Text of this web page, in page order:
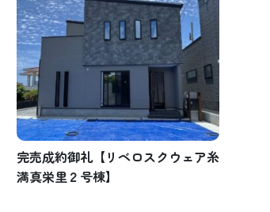
完売成約御礼【リベロスクウェア糸
満真栄里２号棟】